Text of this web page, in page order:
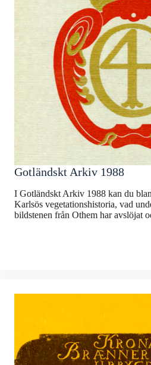
Gotländskt Arkiv 1988
I Gotländskt Arkiv 1988 kan du
Karlsös vegetationshistoria, vad
bildstenen från Othem har avslöjat